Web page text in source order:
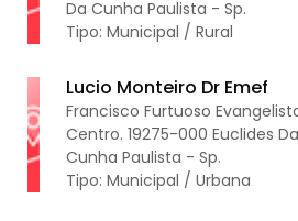
Da Cunha Paulista - Sp.
Tipo: Municipal / Rural
Lucio Monteiro Dr Emef
Francisco Furtuoso
Centro. 19275-000 Euclides Da
Cunha Paulista - Sp.
Tipo: Municipal / Urbana